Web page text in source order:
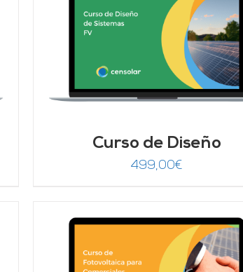
Curso de Diseño
499,00€
AÑADIR AL CARRITO /